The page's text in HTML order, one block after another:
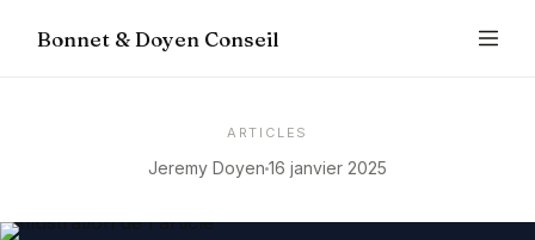
Bonnet & Doyen Conseil
ARTICLES
Jeremy Doyen 16 janvier 2025